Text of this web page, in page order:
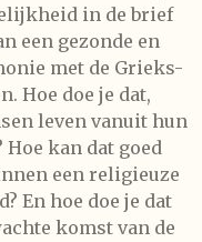
in de brief
een gezonde en
met de Grieks-
Hoe doe je dat,
leven vanuit hun
kan dat goed
een religieuze
En hoe doe je dat
komst van de